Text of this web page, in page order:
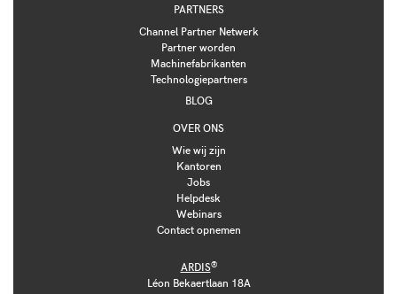
PARTNERS
Channel Partner Netwerk
Partner worden
Machinefabrikanten
Technologiepartners
BLOG
OVER ONS
Wie wij zijn
Kantoren
Jobs
Helpdesk
Webinars
Contact opnemen
ARDIS®
Léon Bekaertlaan 18A